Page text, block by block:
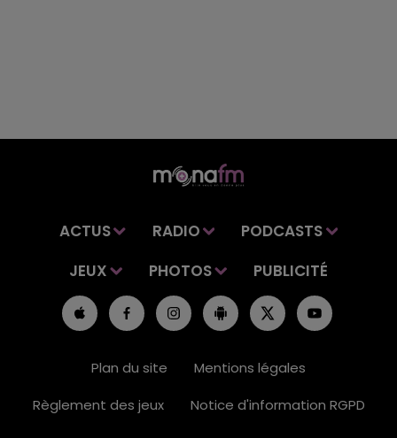
ACTUS RADIO
PODCASTS
JEUX
PHOTOS PUBLICITÉ
Plan du site
Mentions légales
Règlement des jeux
Notice d'information RGPD